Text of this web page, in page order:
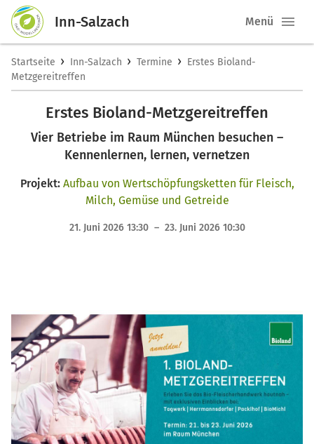
Inn-Salzach Menü
Startseite › Inn-Salzach › Termine › Erstes Bioland-
Metzgereitreffen
Erstes Bioland-Metzgereitreffen
Vier Betriebe im Raum München besuchen –
Kennenlernen, lernen, vernetzen
Projekt: Aufbau von Wertschöpfungsketten für Fleisch,
Milch, Gemüse und Getreide
21. Juni 2026 13:30 – 23. Juni 2026 10:30